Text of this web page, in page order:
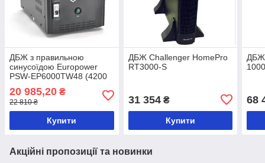
ДБЖ з правильною
синусоїдою Europower
PSW-EP6000TW48 (4200
АКБ 48В
20 985,20 ₴
22 810 ₴
Купити
ДБЖ Challenger HomePro
RT3000-S
31 354₴
Купити
ДБЖ
68
Акційні пропозиції та новинки